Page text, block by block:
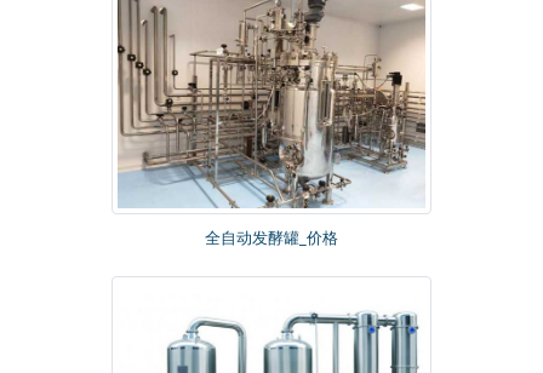
全自动发酵罐_价格